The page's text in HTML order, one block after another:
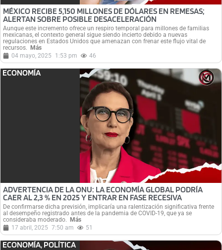
MÉXICO RECIBE 5,150 MILLONES DE DÓLARES EN REMESAS;
ALERTAN SOBRE POSIBLE DESACELERACIÓN
Aunque este incremento ofrece un respiro temporal para millones de familias
mexicanas, el contexto general sigue siendo incierto debido a nuevas
regulaciones en Estados Unidos que amenazan con frenar este flujo vital de
recursos. Más
04 mayo, 2025
1:53 pm 46
ECONOMÍA
ADVERTENCIA DE LA ONU: LA ECONOMÍA GLOBAL PODRÍA
CAER AL 2,3 % EN 2025 Y ENTRAR EN FASE RECESIVA
De confirmarse dicha previsión, implicaría una ralentización significativa frente
al desempeño registrado antes de la pandemia de COVID-19, que ya se
consideraba moderado. Más
17 abril, 2025 7:50 am 51
ECONOMÍA, POLÍTICA